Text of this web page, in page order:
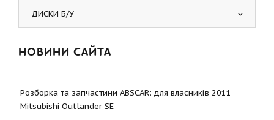
ДИСКИ Б/У
НОВИНИ САЙТА
Розборка та запчастини ABSCAR: для власників 2011
Mitsubishi Outlander SE